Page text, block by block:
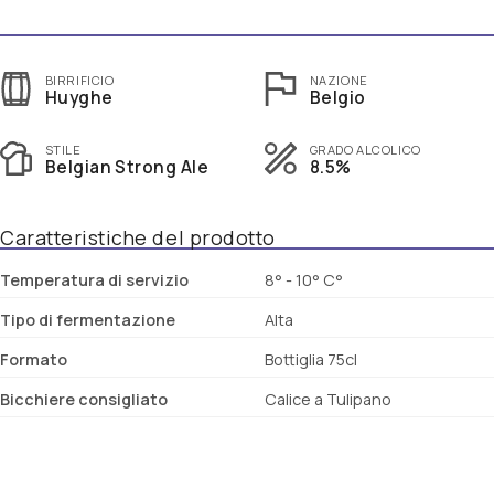
BIRRIFICIO
Huyghe
NAZIONE
Belgio
STILE
Belgian Strong Ale
GRADO ALCOLICO
8.5%
Caratteristiche del prodotto
Temperatura di servizio
8° - 10° C°
Tipo di fermentazione
Alta
Formato
Bottiglia 75cl
Bicchiere consigliato
Calice a Tulipano